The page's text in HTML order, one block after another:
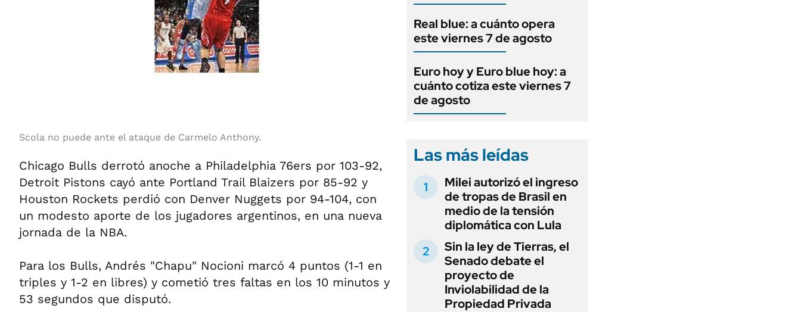
Scola no puede ante el ataque de Carmelo Anthony.
Chicago Bulls derrotó anoche a Philadelphia 76ers por 103-92,
Detroit Pistons cayó ante Portland Trail Blaizers por 85-92 y
Houston Rockets perdió con Denver Nuggets por 94-104, con
un modesto aporte de los jugadores argentinos, en una nueva
jornada de la NBA.
Para los Bulls, Andrés "Chapu" Nocioni marcó 4 puntos (1-1 en
triples y 1-2 en libres) y cometió tres faltas en los 10 minutos y
53 segundos que disputó.
Real blue: a cuánto opera
este viernes 7 de agosto
Euro hoy y Euro blue hoy: a
cuánto cotiza este viernes 7
de agosto
Las más leídas
Milei autorizó el ingreso
de tropas de Brasil en
medio de la tensión
diplomática con Lula
Sin la ley de Tierras, el
Senado debate el
proyecto de
Inviolabilidad de la
Propiedad Privada